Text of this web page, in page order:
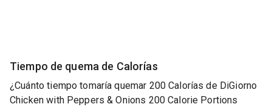
Tiempo de quema de Calorías
¿Cuánto tiempo tomaría quemar 200 Calorías de DiGiorno
Chicken with Peppers & Onions 200 Calorie Portions